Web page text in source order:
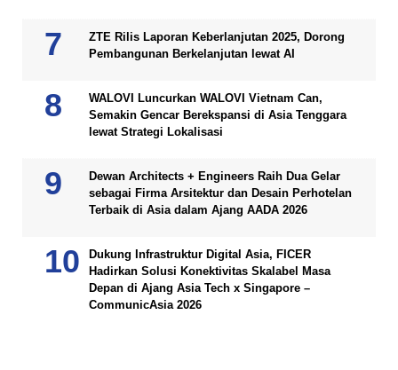
ZTE Rilis Laporan Keberlanjutan 2025, Dorong
Pembangunan Berkelanjutan lewat AI
WALOVI Luncurkan WALOVI Vietnam Can,
Semakin Gencar Berekspansi di Asia Tenggara
lewat Strategi Lokalisasi
Dewan Architects + Engineers Raih Dua Gelar
sebagai Firma Arsitektur dan Desain Perhotelan
Terbaik di Asia dalam Ajang AADA 2026
Dukung Infrastruktur Digital Asia, FICER
Hadirkan Solusi Konektivitas Skalabel Masa
Depan di Ajang Asia Tech x Singapore –
CommunicAsia 2026